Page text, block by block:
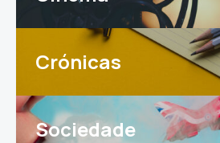
Crónicas
Sociedade